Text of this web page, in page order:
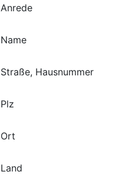
Anrede
Name
Straße, Hausnummer
Plz
Ort
Land